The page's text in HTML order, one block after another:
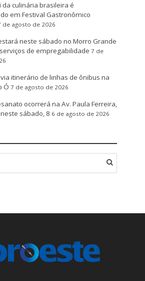
da culinária brasileira é
em Festival Gastronômico
de agosto de 2026
neste sábado no Morro Grande
de empregabilidade 7 de
itinerário de linhas de ônibus na
Ó 7 de agosto de 2026
ocorrerá na Av. Paula Ferreira,
sábado, 8 6 de agosto de 2026